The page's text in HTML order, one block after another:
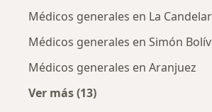
Médicos generales en La
Médicos generales en Simón
Médicos generales en Aranjuez
Ver más (13)